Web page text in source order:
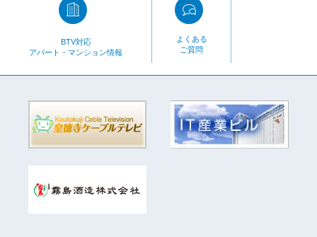
BTV対応
アパート・マンション情報
よくある
ご質問